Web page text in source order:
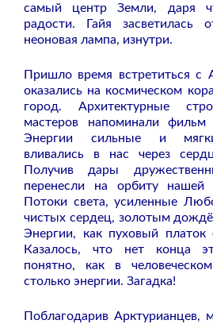
самый центр Земли, даря
радости. Гайя засветилась
неоновая лампа, изнутри.
Пришло время встретиться с
оказались на космическом
город. Архитектурные
мастеров напоминали фильм
Энергии сильные и
вливались в нас через
Получив дары
перенесли на орбиту
Потоки света, усиленные
чистых сердец, золотым
Энергии, как пуховый платок
Казалось, что нет конца
понятно, как в
столько энергии. Загадка!
Поблагодарив Арктурианцев,